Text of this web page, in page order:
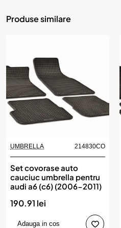
Produse similare
UMBRELLA 214830CO
Set covorase auto
cauciuc umbrella pentru
audi a6 (c6) (2006-2011)
190.91 lei
Adauga in cos